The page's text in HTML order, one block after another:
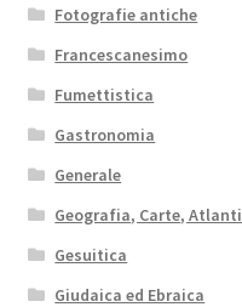
Fotografie antiche
Francescanesimo
Fumettistica
Gastronomia
Generale
Geografia, Carte, Atlanti
Gesuitica
Giudaica ed Ebraica